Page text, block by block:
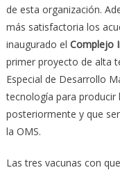
de esta organización.
más satisfactoria los
inaugurado el Complejo
primer proyecto de alta
Especial de Desarrollo
tecnología para producir
posteriormente y que
la OMS.
Las tres vacunas con